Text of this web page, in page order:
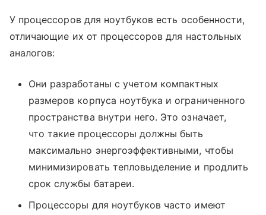
У процессоров для ноутбуков есть особенности,
отличающие их от процессоров для настольных
аналогов:
Они разработаны с учетом компактных
размеров корпуса ноутбука и ограниченного
пространства внутри него. Это означает,
что такие процессоры должны быть
максимально энергоэффективными, чтобы
минимизировать тепловыделение и продлить
срок службы батареи.
Процессоры для ноутбуков часто имеют